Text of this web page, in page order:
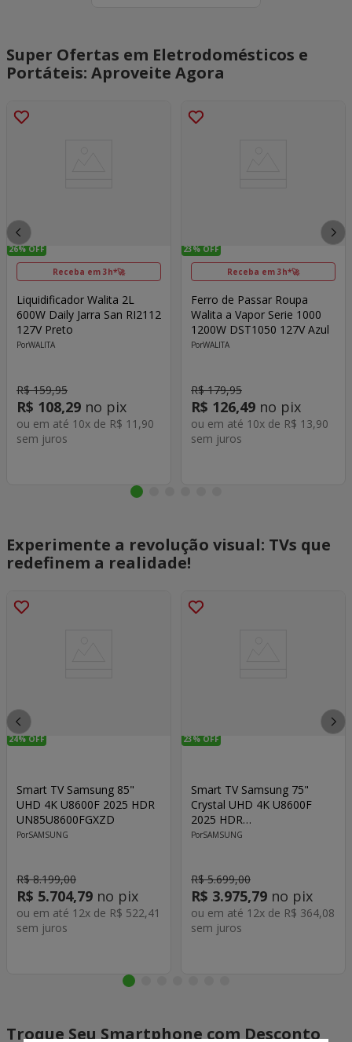
Super Ofertas em Eletrodomésticos e
Portáteis: Aproveite Agora
26%OFF
Receba em 3h*🚀
Liquidificador Walita 2L
600W Daily Jarra San RI2112
127V Preto
WALITA
R$ 159,95
R$ 108,29 no pix
ou em até 10x de R$ 11 ,90
sem juros
23%OFF
Receba em 3h*🚀
Ferro de Passar Roupa
Walita a Vapor Serie 1000
1200W DST1050 127V Azul
WALITA
R$ 179,95
R$ 126,49 no pix
ou em até 10x de R$ 13,90
sem juros
Experimente a revolução visual: TVs que
redefinem a realidade!
24%OFF
Smart TV Samsung 85"
UHD 4K U8600F 2025 HDR
UN85U8600FGXZD
SAMSUNG
R$ 8.199,00
R$ 5.704,79 no pix
ou em até 12x de R$ 522,41
sem juros
23%OFF
Smart TV Samsung 75"
Crystal UHD 4K U8600F
2025 HDR
UN75U8600FGXZD
SAMSUNG
R$ 5.699,00
R$ 3.975,79 no pix
ou em até 12x de R$ 364,08
sem juros
Troque Seu Smartphone com Desconto